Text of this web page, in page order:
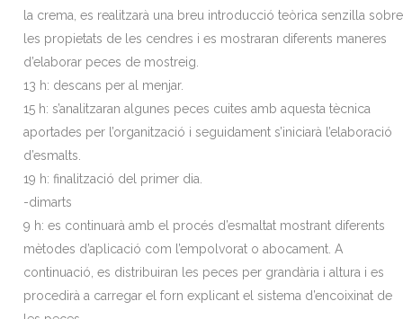
la crema, es realitzarà una breu introducció teòrica senzilla sobre
les propietats de les cendres i es mostraran diferents maneres
d’elaborar peces de mostreig.
13 h: descans per al menjar.
15 h: s’analitzaran algunes peces cuites amb aquesta tècnica
aportades per l’organització i seguidament s’iniciarà l’elaboració
d’esmalts.
19 h: finalització del primer dia.
-dimarts
9 h: es continuarà amb el procés d’esmaltat mostrant diferents
mètodes d’aplicació com l’empolvorat o abocament. A
continuació, es distribuiran les peces per grandària i altura i es
procedirà a carregar el forn explicant el sistema d’encoixinat de